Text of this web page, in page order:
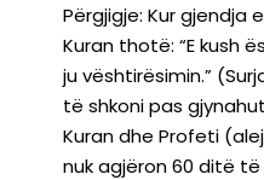
Përgjigje: Kur gjendja
Kuran thotë: “E kush
ju vështirësimin.”
të shkoni pas
Kuran dhe Profeti
nuk agjëron 60 ditë